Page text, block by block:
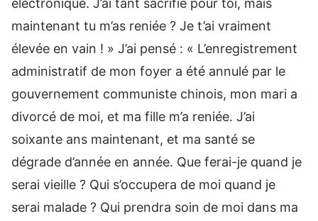
maintenant tu m’as reniée ? Je t’ai vraiment
élevée en vain ! » J’ai pensé : « L’enregistrement
administratif de mon foyer a été annulé par le
gouvernement communiste chinois, mon mari a
divorcé de moi, et ma fille m’a reniée. J’ai
soixante ans maintenant, et ma santé se
dégrade d’année en année. Que ferai-je quand je
serai vieille ? Qui s’occupera de moi quand je
serai malade ? Qui prendra soin de moi dans ma